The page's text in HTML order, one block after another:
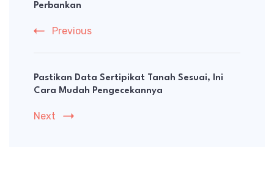
Perbankan
Previous
Pastikan Data Sertipikat Tanah Sesuai, Ini
Cara Mudah Pengecekannya
Next